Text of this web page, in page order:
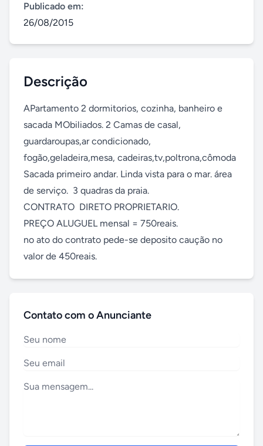
Publicado em:
26/08/2015
Descrição
APartamento 2 dormitorios, cozinha, banheiro e
sacada MObiliados. 2 Camas de casal,
guardaroupas,ar condicionado,
fogão,geladeira,mesa, cadeiras,tv,poltrona,cômoda
Sacada primeiro andar. Linda vista para o mar. área
de serviço.  3 quadras da praia.
CONTRATO  DIRETO PROPRIETARIO.
PREÇO ALUGUEL mensal = 750reais.
no ato do contrato pede-se deposito caução no
valor de 450reais.
Contato com o Anunciante